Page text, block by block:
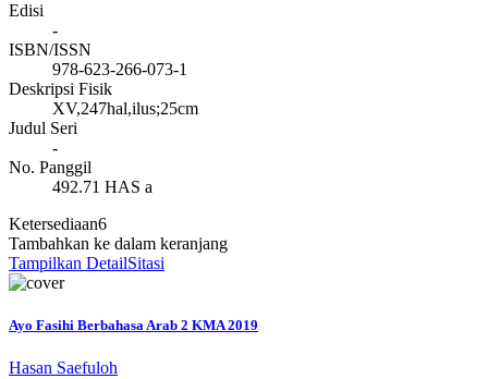
Edisi
-
ISBN/ISSN
978-623-266-073-1
Deskripsi Fisik
XV,247hal,ilus;25cm
Judul Seri
-
No. Panggil
492.71 HAS a
Ketersediaan6
Tambahkan ke dalam keranjang
Tampilkan DetailSitasi
Ayo Fasihi Berbahasa Arab 2 KMA 2019
Hasan Saefuloh